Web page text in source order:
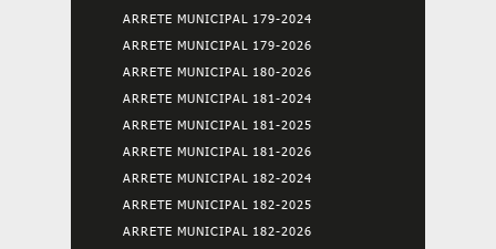
ARRETE MUNICIPAL 179-2024
ARRETE MUNICIPAL 179-2026
ARRETE MUNICIPAL 180-2026
ARRETE MUNICIPAL 181-2024
ARRETE MUNICIPAL 181-2025
ARRETE MUNICIPAL 181-2026
ARRETE MUNICIPAL 182-2024
ARRETE MUNICIPAL 182-2025
ARRETE MUNICIPAL 182-2026